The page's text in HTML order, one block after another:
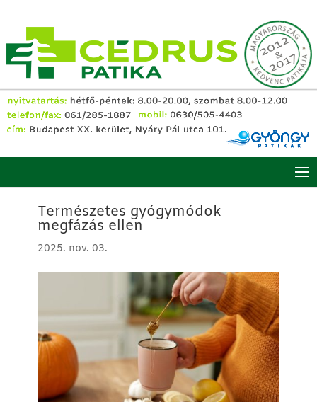
Természetes gyógymódok
megfázás ellen
2025. nov. 03.